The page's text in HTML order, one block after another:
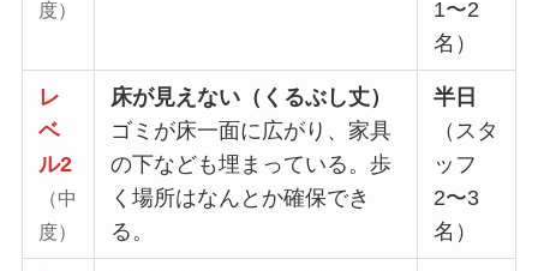
度）
1〜2
名）
レ
ベ
ル2
（中
度）
床が見えない（くるぶし丈）
ゴミが床一面に広がり、家具
の下なども埋まっている。歩
く場所はなんとか確保でき
る。
半日
（スタ
ッフ
2〜3
名）